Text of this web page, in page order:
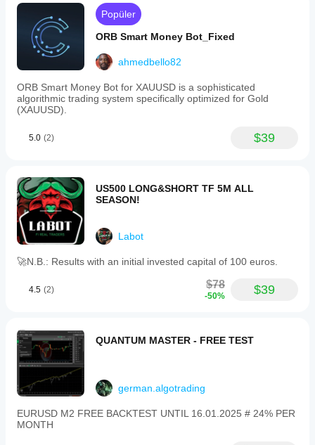
Popüler
ORB Smart Money Bot_Fixed
ahmedbello82
ORB Smart Money Bot for XAUUSD is a sophisticated
algorithmic trading system specifically optimized for Gold
(XAUUSD).
5.0 (2) $39
US500 LONG&SHORT TF 5M ALL
SEASON!
Labot
🚀N.B.: Results with an initial invested capital of 100 euros.
4.5 (2) $78
-50% $39
QUANTUM MASTER - FREE TEST
german.algotrading
EURUSD M2 FREE BACKTEST UNTIL 16.01.2025 # 24% PER
MONTH